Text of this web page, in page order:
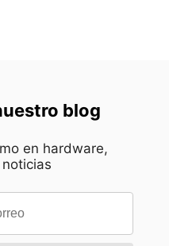
blog
en hardware,